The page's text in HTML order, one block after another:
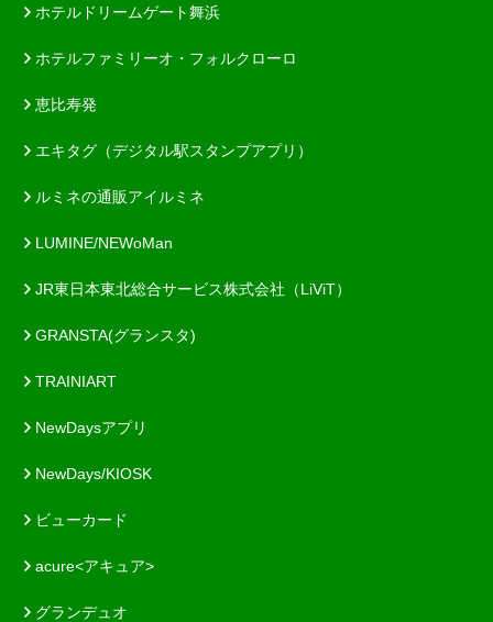
ホテルドリームゲート舞浜
ホテルファミリーオ・フォルクローロ
恵比寿発
エキタグ（デジタル駅スタンプアプリ）
ルミネの通販アイルミネ
LUMINE/NEWoMan
JR東日本東北総合サービス株式会社（LiViT）
GRANSTA(グランスタ)
TRAINIART
NewDaysアプリ
NewDays/KIOSK
ビューカード
acure<アキュア>
グランデュオ